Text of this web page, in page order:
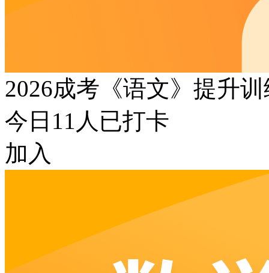
2026成考《语文》提升
今日 11 人已打卡
加入